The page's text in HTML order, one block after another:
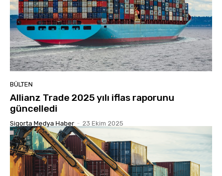
BÜLTEN
Allianz Trade 2025 yılı iflas raporunu
güncelledi
Sigorta Medya Haber - 23 Ekim 2025